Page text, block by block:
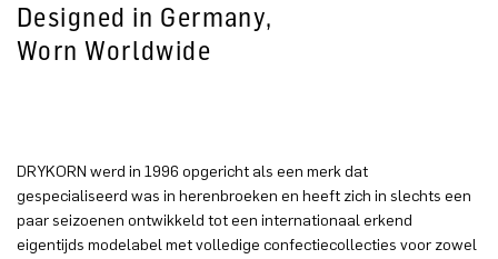
Designed in Germany,
Worn Worldwide
DRYKORN werd in 1996 opgericht als een merk dat
gespecialiseerd was in herenbroeken en heeft zich in slechts een
paar seizoenen ontwikkeld tot een internationaal erkend
eigentijds modelabel met volledige confectiecollecties voor zowel